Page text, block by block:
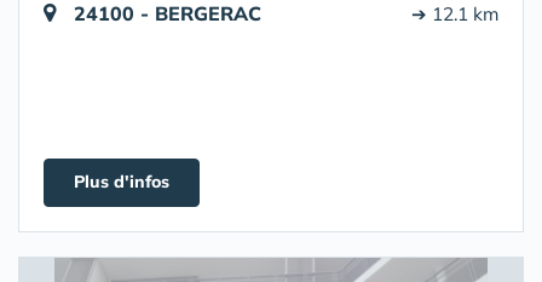
24100 - BERGERAC ➔ 12.1 km
Plus d'infos